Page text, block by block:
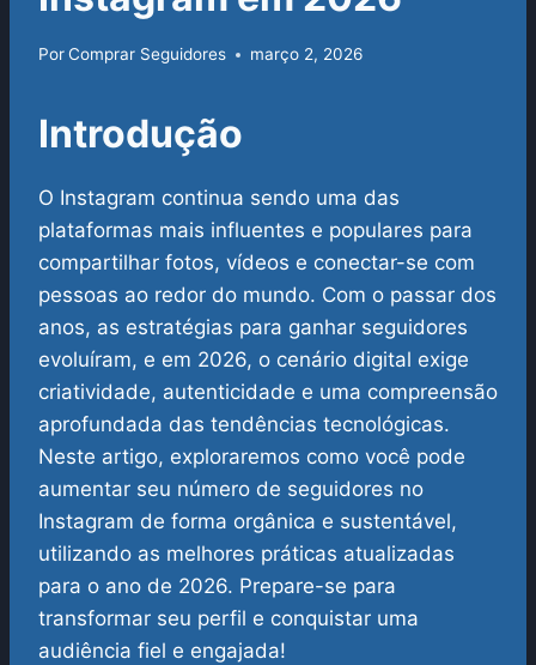
PorComprar Seguidores março 2, 2026
Introdução
O Instagram continua sendo uma das
plataformas mais influentes e populares para
compartilhar fotos, vídeos e conectar-se com
pessoas ao redor do mundo. Com o passar dos
anos, as estratégias para ganhar seguidores
evoluíram, e em 2026, o cenário digital exige
criatividade, autenticidade e uma compreensão
aprofundada das tendências tecnológicas.
Neste artigo, exploraremos como você pode
aumentar seu número de seguidores no
Instagram de forma orgânica e sustentável,
utilizando as melhores práticas atualizadas
para o ano de 2026. Prepare-se para
transformar seu perfil e conquistar uma
audiência fiel e engajada!